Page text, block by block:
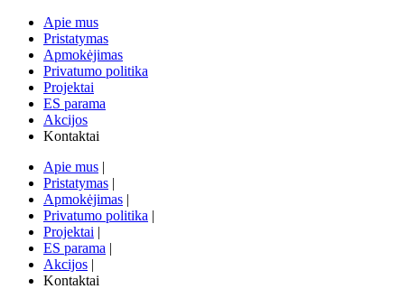
Apie mus
Pristatymas
Apmokėjimas
Privatumo politika
Projektai
ES parama
Akcijos
Kontaktai
Apie mus |
Pristatymas |
Apmokėjimas |
Privatumo politika |
Projektai |
ES parama |
Akcijos |
Kontaktai